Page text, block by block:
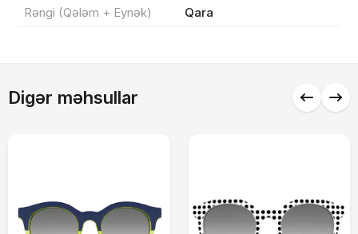
Rəngi (Qələm + Eynək)
Qara
Digər məhsullarSifarişi rəsmiləşdir